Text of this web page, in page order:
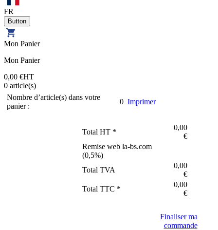
FR
Mon Panier
Mon Panier
0,00 €HT
0 article(s)
Nombre d’article(s) dans votre
panier :
0 Imprimer
Total HT *
0,00
€
Remise web la-bs.com
(0,5%)
Total TVA
0,00
€
Total TTC *
0,00
€
Finaliser ma
commande